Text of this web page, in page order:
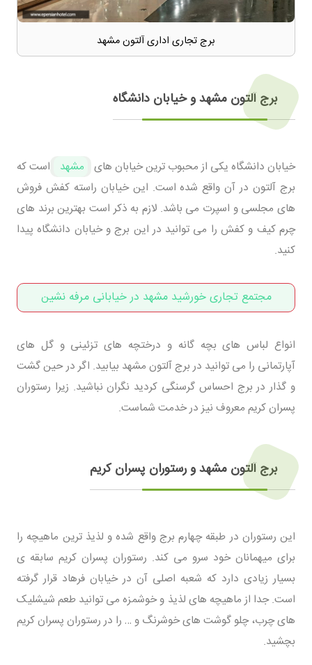
برج تجاری اداری آلتون مشهد
برج آلتون مشهد و خیابان دانشگاه
خیابان دانشگاه یکی از محبوب ترین خیابان های مشهد
است که
برج آلتون در آن واقع شده است. این خیابان راسته کفش فروش
های مجلسی و اسپرت می باشد. لازم به ذکر است بهترین برند های
چرم کیف و کفش را می توانید در این برج و خیابان دانشگاه پیدا
کنید.
مجتمع تجاری خورشید مشهد در خیابانی مرفه نشین
انواع لباس های بچه گانه و درختچه های تزئینی و گل های
آپارتمانی را می توانید در برج آلتون مشهد بیابید. اگر در حین گشت
و گذار در برج احساس گرسنگی کردید نگران نباشید. زیرا رستوران
پسران کریم معروف نیز در خدمت شماست.
برج آلتون مشهد و رستوران پسران کریم
این رستوران در طبقه چهارم برج واقع شده و لذیذ ترین ماهیچه را
برای میهمانان خود سرو می کند. رستوران پسران کریم سابقه ی
بسیار زیادی دارد که شعبه اصلی آن در خیابان فرهاد قرار گرفته
است. جدا از ماهیچه های لذیذ و خوشمزه می توانید طعم شیشلیک
های چرب، چلو گوشت های خوشرنگ و … را در رستوران پسران کریم
بچشید.